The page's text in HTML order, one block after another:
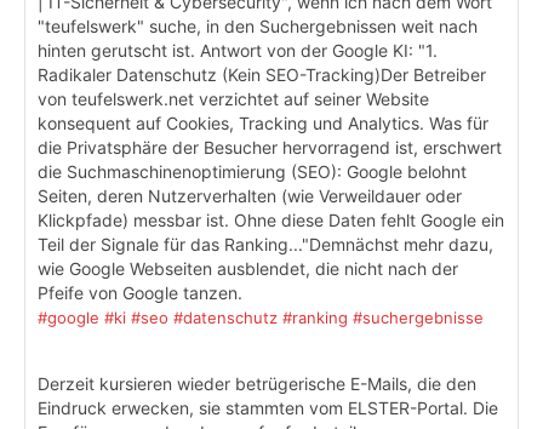
"teufelswerk" suche, in den Suchergebnissen weit nach
hinten gerutscht ist. Antwort von der Google KI: "1.
Radikaler Datenschutz (Kein SEO-Tracking)Der Betreiber
von teufelswerk.net verzichtet auf seiner Website
konsequent auf Cookies, Tracking und Analytics. Was für
die Privatsphäre der Besucher hervorragend ist, erschwert
die Suchmaschinenoptimierung (SEO): Google belohnt
Seiten, deren Nutzerverhalten (wie Verweildauer oder
Klickpfade) messbar ist. Ohne diese Daten fehlt Google ein
Teil der Signale für das Ranking..."Demnächst mehr dazu,
wie Google Webseiten ausblendet, die nicht nach der
Pfeife von Google tanzen.
#google #ki #seo #datenschutz #ranking #suchergebnisse
Derzeit kursieren wieder betrügerische E-Mails, die den
Eindruck erwecken, sie stammten vom ELSTER-Portal. Die